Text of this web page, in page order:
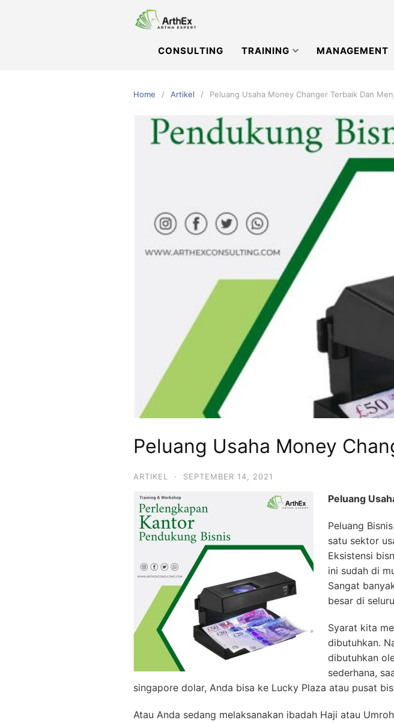
CONSULTING TRAINING MANAGEMENT
Home Artikel Peluang Usaha Money Changer Terbaik Dan
Peluang Usaha Money
ARTIKEL · SEPTEMBER 14, 2021
Peluang
Peluang
satu sektor
Eksistensi
ini sudah di
Sangat
besar di
Syarat kita
dibutuhkan.
dibutuhkan
sederhana,
singapore dolar, Anda bisa ke Lucky Plaza atau pusat
Atau Anda sedang melaksanakan ibadah Haji atau